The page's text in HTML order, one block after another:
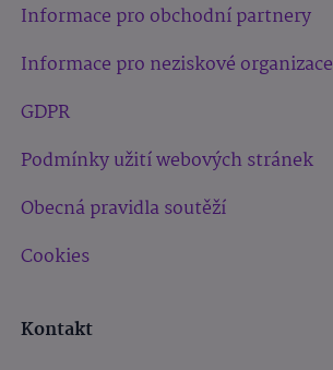
Informace pro obchodní partnery
Informace pro neziskové organizace
GDPR
Podmínky užití webových stránek
Obecná pravidla soutěží
Cookies
Kontakt